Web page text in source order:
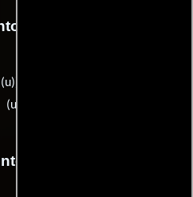
de vestuario
y
(u))
de editorial